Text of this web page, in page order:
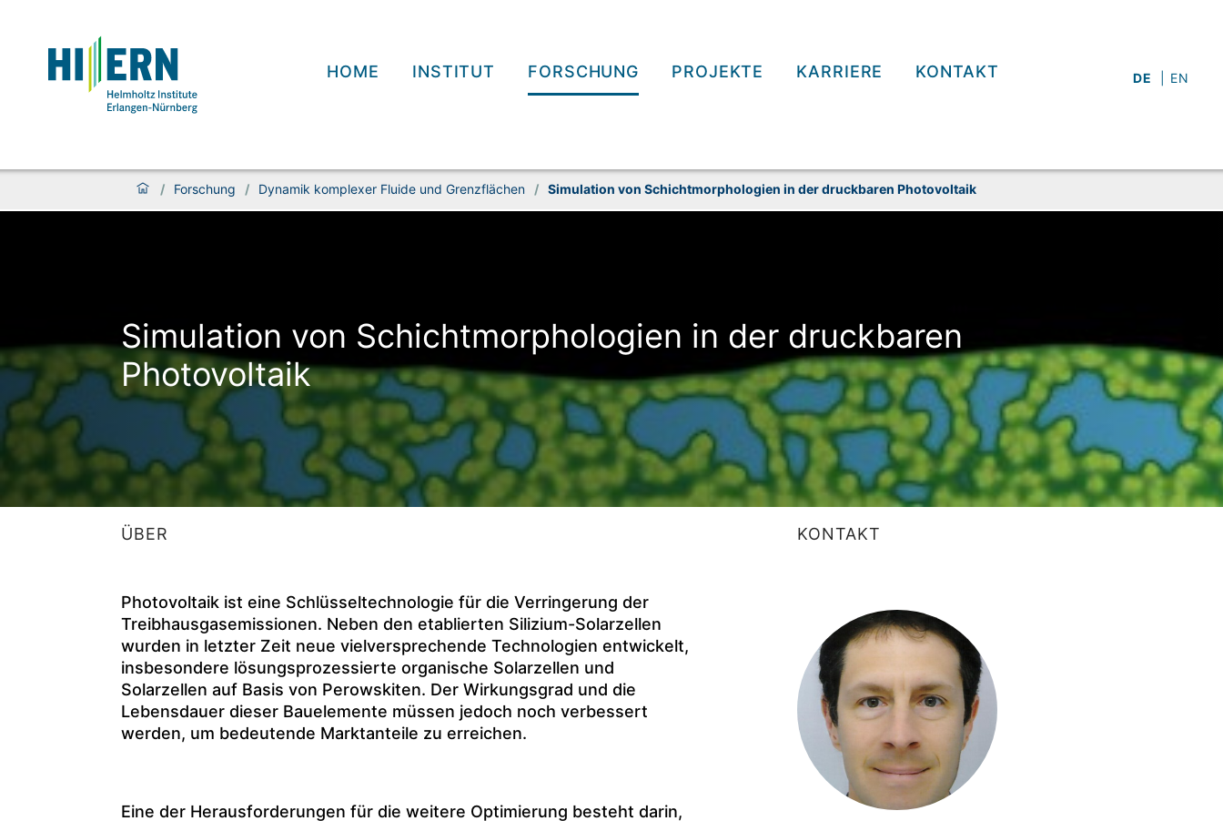
HOME INSTITUT FORSCHUNG PROJEKTE KARRIERE KONTAKT DE EN
/ Forschung / Dynamik komplexer Fluide und Grenz­flächen / Simulation von Schicht­morphologien in der druck­baren Photo­voltaik
Simulation von Schicht­morphologien in der druck­baren
Photo­voltaik
ÜBER
Photovoltaik ist eine Schlüsseltechnologie für die Verringerung der
Treibhausgasemissionen. Neben den etablierten Silizium-Solarzellen
wurden in letzter Zeit neue vielversprechende Technologien entwickelt,
insbesondere lösungsprozessierte organische Solarzellen und
Solarzellen auf Basis von Perowskiten. Der Wirkungsgrad und die
Lebensdauer dieser Bauelemente müssen jedoch noch verbessert
werden, um bedeutende Marktanteile zu erreichen.
Eine der Herausforderungen für die weitere Optimierung besteht darin,
KONTAKT